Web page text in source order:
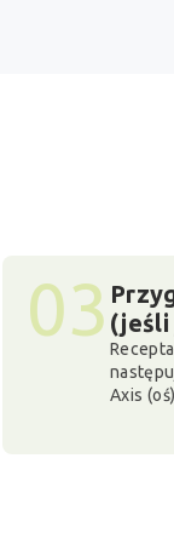
03 (jeśli
Axis